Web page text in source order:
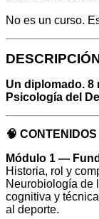
No es un curso.
Un diplomado. 8
Psicología del
🧠
Módulo 1 —
Historia, rol y
Neurobiología de
cognitiva y
al deporte.